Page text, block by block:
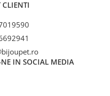
CLIENTI
NE IN SOCIAL MEDIA